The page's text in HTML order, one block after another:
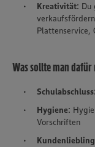
Kreativität: Du
Plattenservice,
Was sollte man
Schulabschluss
Hygiene:
Vorschriften
Kundenliebling